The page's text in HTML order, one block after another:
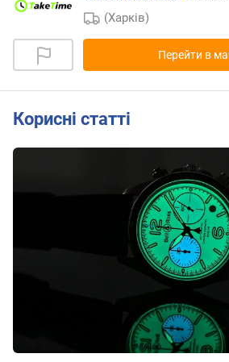
(Харків)
Перейти в
Корисні статті